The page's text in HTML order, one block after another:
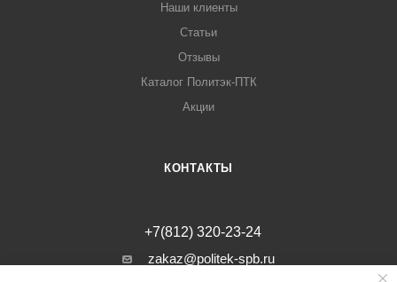
Наши клиенты
Статьи
Отзывы
Каталог Политэк-ПТК
Акции
КОНТАКТЫ
+7(812) 320-23-24
zakaz@politek-spb.ru